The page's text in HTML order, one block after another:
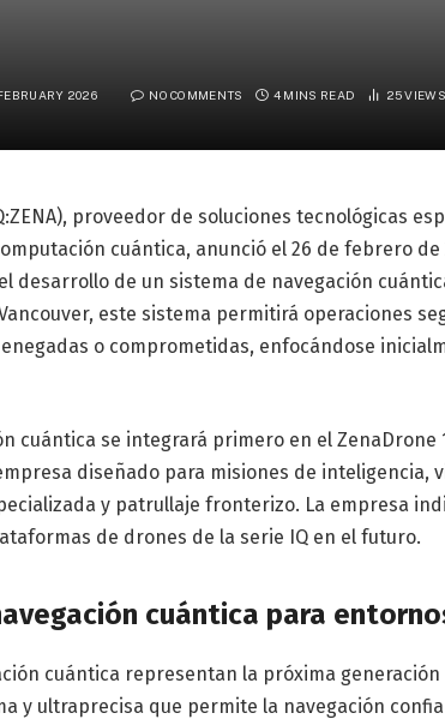
2026 NO COMMENTS 4 MINS READ 25VIEWS
proveedor de soluciones tecnológicas
cuántica, anunció el 26 de febrero de
desarrollo de un sistema de navegación
este sistema permitirá operaciones
o comprometidas, enfocándose
cuántica se integrará primero en el
diseñado para misiones de inteligencia,
y patrullaje fronterizo. La empresa
de drones de la serie IQ en el futuro.
cuántica para
cuántica representan la próxima
y ultraprecisa que permite la navegación